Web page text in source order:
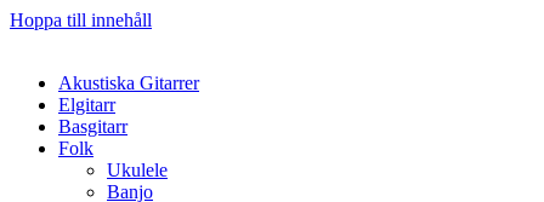
Hoppa till innehåll
Akustiska Gitarrer
Elgitarr
Basgitarr
Folk
Ukulele
Banjo